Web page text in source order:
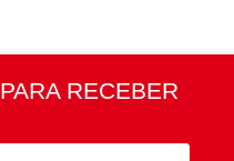
PARA RECEBER